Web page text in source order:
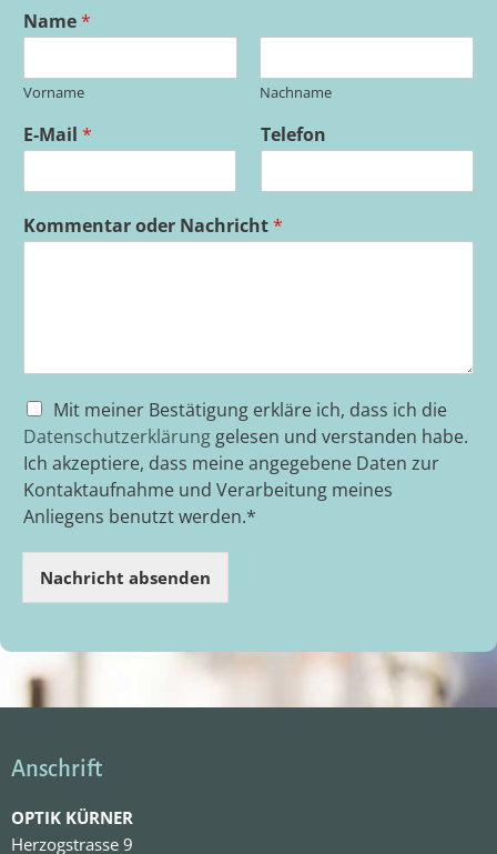
Name*
Vorname Nachname
E-Mail * Telefon
Kommentar oder Nachricht*
D
S
G
V
O
-
v
r
s
d
n
i
s
Mit meiner Bestätigung erkläre ich, dass ich die
Datenschutzerklärung gelesen und verstanden habe.
Ich akzeptiere, dass meine angegebene Daten zur
Kontaktaufnahme und Verarbeitung meines
Anliegens benutzt werden.*
Nachricht absenden
Anschrift
OPTIK KÜRNER
Herzogstrasse 9